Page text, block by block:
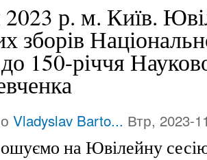
2023 р. м. Київ.
зборів
150-річчя
Vladyslav Barto... Втр, 2023-
на Ювілейну